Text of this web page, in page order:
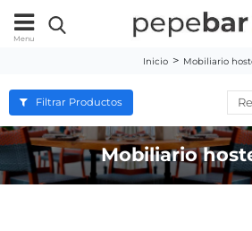
Menu
Inicio Mobiliario
Mobiliario
Filtrar Productos